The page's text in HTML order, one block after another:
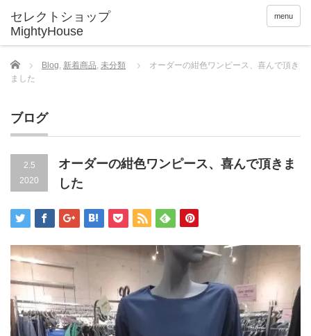
menu
Home Blog, 新着商品, 未分類
オーダーの紺色ワンピース、喜んで頂き
ました
ブログ
2.5
2020
オーダーの紺色ワンピース、喜んで頂きま
した